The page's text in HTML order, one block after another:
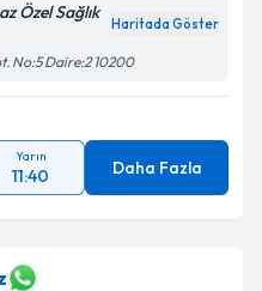
Özel Sağlık
Haritada Göster
No:5 Daire:2 10200
Yarın
11:40 Daha Fazla